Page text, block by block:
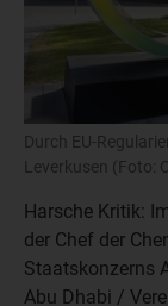
Durch EU-
Leverkusen (Foto:
Harsche Kritik:
der Chef der
Staatskonzerns
Abu Dhabi /